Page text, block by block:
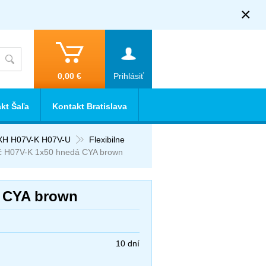
×
Prihlásiť
0,00 €
H07V-K H07V-U
Flexibilne
H07V-K 1x50 hnedá CYA brown
brown
10 dní
Šaľa Kontakt Bratislava